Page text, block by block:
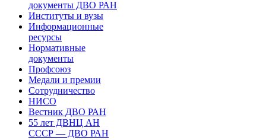
документы ДВО РАН
Институты и вузы
Информационные
ресурсы
Нормативные
документы
Профсоюз
Медали и премии
Сотрудничество
НИСО
Вестник ДВО РАН
55 лет ДВНЦ АН
СССР — ДВО РАН